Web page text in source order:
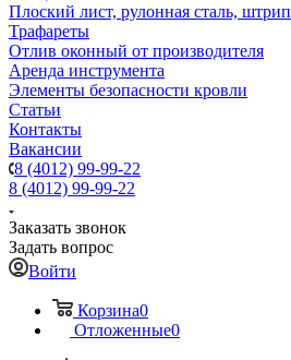
Плоский лист, рулонная сталь,
Трафареты
Отлив оконный от производителя
Аренда инструмента
Элементы безопасности кровли
Статьи
Контакты
Вакансии
8 (4012) 99-99-22
8 (4012) 99-99-22
Заказать звонок
Задать вопрос
Войти
Корзина0
Отложенные0